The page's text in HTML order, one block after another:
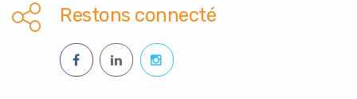
Restons connecté